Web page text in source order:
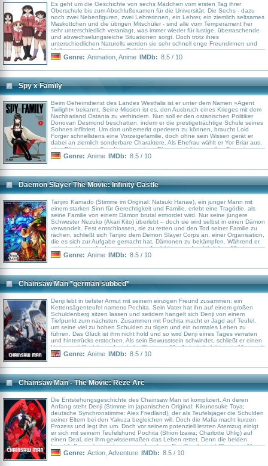
Es geht um die Geschichte von sechs Mädchen vom ersten Tag ihrer
Oberschule bis zum Abschlußexamen für die Universität. Die Sechs - dazu
noch zwei Nebenfiguren, zwei Lehrerinnen, ein Lehrer, ein ziemlich seltsames
Maskottchen und die übrigen Mitschüler - sind alle vom Temperament her
sehr unterschiedlich veranlagt, was immer wieder für lustige, überraschende
und abwechselungsreiche Situationen sorgt. Doch trotz ihres
unterschiedlichen Naturells werden sie sehr schnell enge Freundinnen und
bleiben es auch die ganze Zeit über...
Genre: Animation Anime IMDb: 8.5 / 10
Spy x Family
Beim Geheimdienst des Landes Westfalis ist er unter dem Namen »Agent
Twilight« bekannt. Seine Mission ist es, den Ausbruch eines Krieges mit dem
Nachbarland Ostania zu verhindern. Nun soll er den ostanischen Politiker
Donovan Desmond beschatten, indem er die prestigeträchtige Schule seines
Sohnes infiltriert. Um dort unbemerkt operieren zu können, braucht Loid
Forger schnellstens eine Vorzeigefamilie, doch ohne sein Wissen gerät er
dabei an ziemlich sonderbare Charaktere. Als Ehefrau wählt er Yor Briar aus,
eine Büroangestellte, die gerne einen Ehemann hätte, um ihre Freunde zu
beeindrucken. In Wahrheit ist sie jedoch auch als »Thorn Princess«, eine
Gelegenheit, ihre Identität geheim zu halten. Und auch sein Adoptivkind
Anya hat ein Geheimnis, denn durch genetische Experimente wurde ihr
Körper so verändert, dass sie nun die Gedanken anderer Leute lesen kann.
Können diese drei grundverschiedenen
Genre: Anime IMDb: 8.5 / 10
Daemon Slayer The Movie: Infinity Castle
Tanjiro Kamado (Stimme im Original: Natsuki Hanae), ein junger Mann mit
einem starken Sinn für Gerechtigkeit und Familie, erlebt eine Tragödie, als
seine Familie von einem Dämon brutal ermordet wird. Nur seine jüngere
Schwester Nezuko (Akari Kito) überlebt – doch sie wird selbst in einen Dämon
verwandelt. Fest entschlossen, sie zu retten und den Tod seiner Familie zu
rächen, schließt sich Tanjiro dem Demon Slayer Corps an, einer Organisation,
die es sich zur Aufgabe gemacht hat, Dämonen zu bekämpfen. Während er
sich den Herausforderungen seiner Ausbildung und gefährlichen Missionen
stellt, kämpft Tanjiro nicht nur gegen mächtige Dämonen, sondern auch
machen, den er einst kannte.
Genre: Anime IMDb: 8.5 / 10
Chainsaw Man *german subbed*
Denji lebt in tiefster Armut mit seinem einzigen Freund zusammen: ein
Kettensägenteufel namens Pochita. Sein Vater hat ihn auf einem großen
Schuldenberg sitzen lassen und seitdem hangelt sich Denji von einem
Tiefpunkt zum nächsten. Zusammen mit Pochita macht er Jagd auf Teufel,
um seine viel zu hohen Schulden zu tilgen und ein normales Leben zu
führen. Das Glück ist ihm nicht hold und so wird Denji eines Tages verraten
und hinterrücks erstochen. Als sein Bewusstsein schwindet, schließt er einen
Vertrag mit Pochita und wird als „Chainsaw Man“ wiederbelebt – ein Mann mit
dem Herzen eines Teufels.
Genre: Anime IMDb: 8.5 / 10
Chainsaw Man - The Movie: Reze Arc
Die Entstehungsgeschichte des Chainsaw Man ist kompliziert. An deren
Anfang steht Denji (Stimme im japanischen Original: Kikunosuke Toya;
deutsche Synchronstimme: Alex Friedland), der als Teufelsjäger die Schulden
seiner Eltern bei den Yakuza begleichen will. Doch die Mafia macht kurzen
Prozess und legt ihn um. Doch vor seinem potenziell letzten Atemzug einigt
er sich mit seinem Teufelshund Pochita (Shiori Izawa; Charlotte Uhlig) auf
einen Deal, der ihm gewissermaßen das Leben rettet. Denn die beiden
beschließen, miteinander zu verschmelzen. Das Ergebnis ist Chainsaw Man,
dessen Welt nun plötzlich von dem aufgetauchten Mädchen Reze (Reina
Genre: Action Adventure IMDb: 8.5 / 10